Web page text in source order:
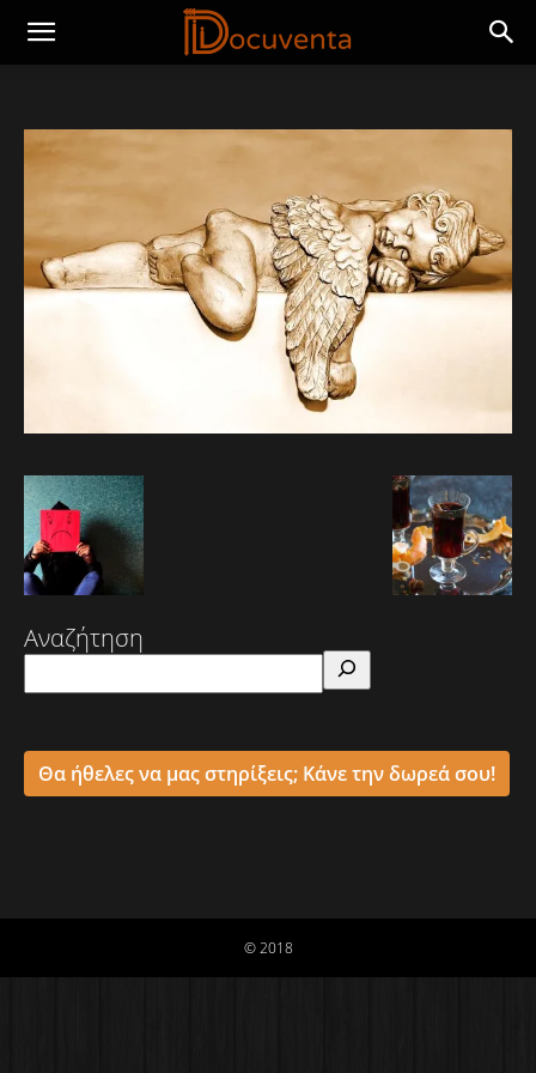
Αναζήτηση
Θα ήθελες να μας στηρίξεις; Κάνε την δωρεά σου!
© 2018